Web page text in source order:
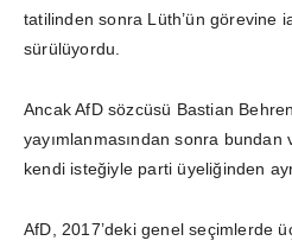
tatilinden sonra Lüth’ün görevine
sürülüyordu.
Ancak AfD sözcüsü Bastian
yayımlanmasından sonra bundan
kendi isteğiyle parti üyeliğinden
AfD, 2017’deki genel seçimlerde